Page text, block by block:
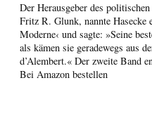
Der Herausgeber des
Fritz R. Glunk, nannte Hasecke
Moderne‹ und sagte: »Seine
als kämen sie geradewegs aus
d’Alembert.« Der zweite Band
Bei Amazon bestellen